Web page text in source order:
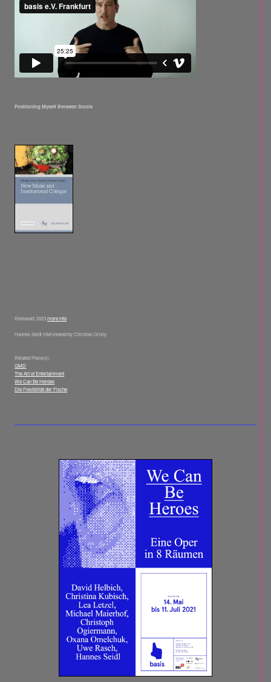
Positioning Myself Between Stools
Released: 2023more info
Hannes Seidl interviewed by Christian Grüny.
Related Piece(s):
GMD
The Art of Entertainment
We Can Be Heroes
Die Flexibilität der Fische